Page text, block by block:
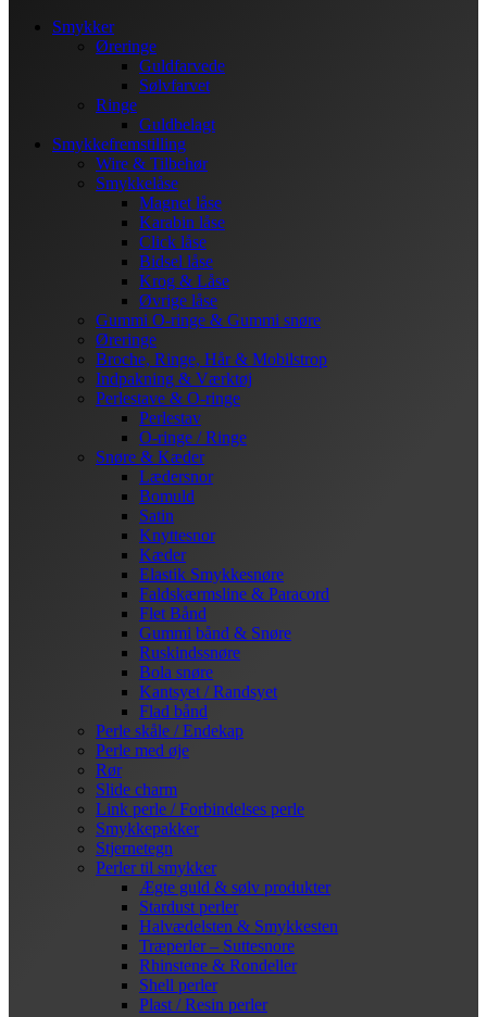
Smykker
Øreringe
Guldfarvede
Sølvfarvet
Ringe
Guldbelagt
Smykkefremstilling
Wire & Tilbehør
Smykkelåse
Magnet låse
Karabin låse
Click låse
Bidsel låse
Krog & Låse
Øvrige låse
Gummi O-ringe & Gummi snøre
Øreringe
Broche, Ringe, Hår & Mobilstrop
Indpakning & Værktøj
Perlestave & O-ringe
Perlestav
O-ringe / Ringe
Snøre & Kæder
Lædersnor
Bomuld
Satin
Knyttesnor
Kæder
Elastik Smykkesnøre
Faldskærmsline & Paracord
Flet Bånd
Gummi bånd & Snøre
Ruskindssnøre
Bola snøre
Kantsyet / Randsyet
Flad bånd
Perle skåle / Endekap
Perle med øje
Rør
Slide charm
Link perle / Forbindelses perle
Smykkepakker
Stjernetegn
Perler til smykker
Ægte guld & sølv produkter
Stardust perler
Halvædelsten & Smykkesten
Træperler – Suttesnore
Rhinstene & Rondeller
Shell perler
Plast / Resin perler